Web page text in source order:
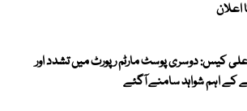
اعلان
کیس: دوسری پوسٹ مارٹم رپورٹ میں تشدد اور
کے اہم شواہد سامنے آگئے